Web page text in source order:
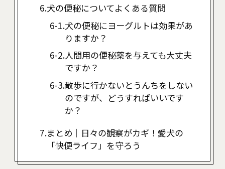
犬の便秘についてよくある質問
犬の便秘にヨーグルトは効果があ
りますか？
人間用の便秘薬を与えても大丈夫
ですか？
散歩に行かないとうんちをしない
のですが、どうすればいいです
か？
まとめ｜日々の観察がカギ！愛犬の
「快便ライフ」を守ろう